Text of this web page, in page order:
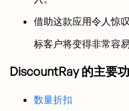
借助这款应用令人惊
标客户将变得非常容易
DiscountRay 的主要
数量折扣